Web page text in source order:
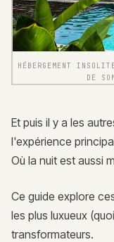
HÉBERGEMENT
DE
Et puis il y a les
l'expérience
Où la nuit est aussi
Ce guide explore
les plus luxueux
transformateurs.